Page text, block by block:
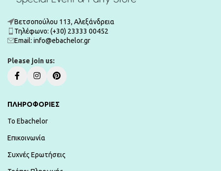
Βετσοπούλου 113, Αλεξάνδρεια
Τηλέφωνο: (+30) 23333 00452
Εmail: info@ebachelor.gr
Please join us:
ΠΛΗΡΟΦΟΡΙΕΣ
To Ebachelor
Επικοινωνία
Συχνές Ερωτήσεις